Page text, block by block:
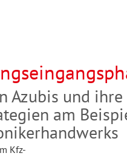
Azubis und ihre
am
Kfz-